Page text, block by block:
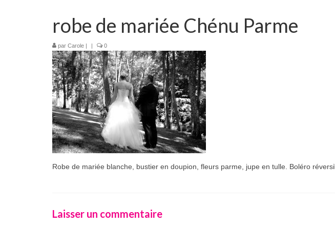
robe de mariée Chénu Parme
par Carole | | 0
Robe de mariée blanche, bustier en doupion, fleurs parme, jupe en tulle. Boléro
Laisser un commentaire